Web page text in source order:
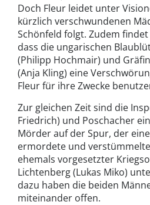
Doch Fleur leidet unter
kürzlich verschwundenen
Schönfeld folgt. Zudem
dass die ungarischen
(Philipp Hochmair) und
(Anja Kling) eine
Fleur für ihre Zwecke
Zur gleichen Zeit sind die
Friedrich) und Poschacher
Mörder auf der Spur, der
ermordete und
ehemals vorgesetzter
Lichtenberg (Lukas Miko)
dazu haben die beiden
miteinander offen.